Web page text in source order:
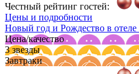
Честный рейтинг гостей:
Цены и подробности
Новый год и Рождество в отеле
Цена/качество
3 звезды
Завтраки